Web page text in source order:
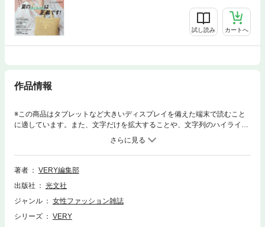
試し読み カートへ
作品情報
※この商品はタブレットなど大きいディスプレイを備えた端末で読むこと
に適しています。また、文字だけを拡大することや、文字列のハイライ
ト、検索、辞書の参照、引用などの機能が使用できません。★別冊付録
「VERY NaVY ダイジェスト版」掲載★いちばん使えるのは半袖ニット／
ZARAの“トレンド感アイテム”で復職着回しDairy／お仕事ママこそお天気
感度上げてこ！※デジタル版は紙の雑誌と掲載内容が一部異なる場合がご
著者
VERY編集部
出版社
光文社
ジャンル
女性ファッション雑誌
シリーズ
VERY